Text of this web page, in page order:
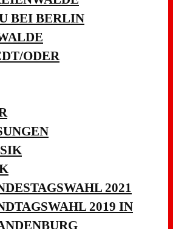
BEI BERLIN
ODER
2021
2019 IN